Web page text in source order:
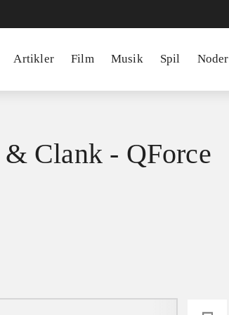
Artikler Film Musik Spil Noder
& Clank - QForce